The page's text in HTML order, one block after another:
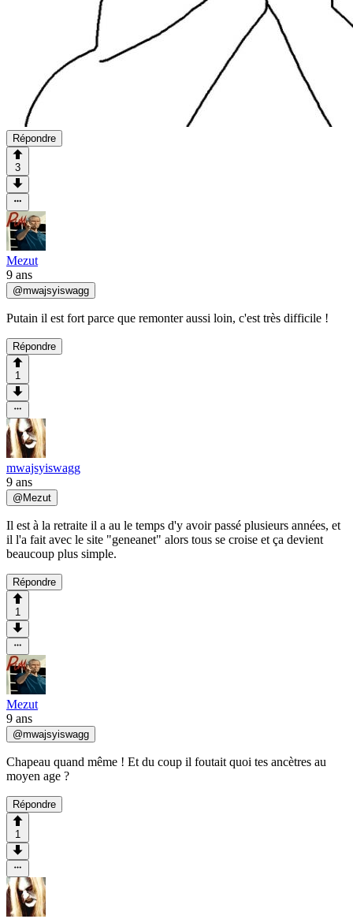
Répondre
3
Mezut
9 ans
@mwajsyiswagg
Putain il est fort parce que remonter aussi loin, c'est très difficile !
Répondre
1
mwajsyiswagg
9 ans
@ Mezut
Il est à la retraite il a au le temps d'y avoir passé plusieurs années, et
il l'a fait avec le site "geneanet" alors tous se croise et ça devient
beaucoup plus simple.
Répondre
1
Mezut
9 ans
@mwajsyiswagg
Chapeau quand même ! Et du coup il foutait quoi tes ancètres au
moyen age ?
Répondre
1